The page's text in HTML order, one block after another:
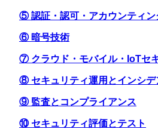
⑤ 認証・認可・アカウンティ
⑥ 暗号技術
⑦ クラウド・モバイル・IoTセ
⑧ セキュリティ運用とインシデ
⑨ 監査とコンプライアンス
⑩ セキュリティ評価とテスト